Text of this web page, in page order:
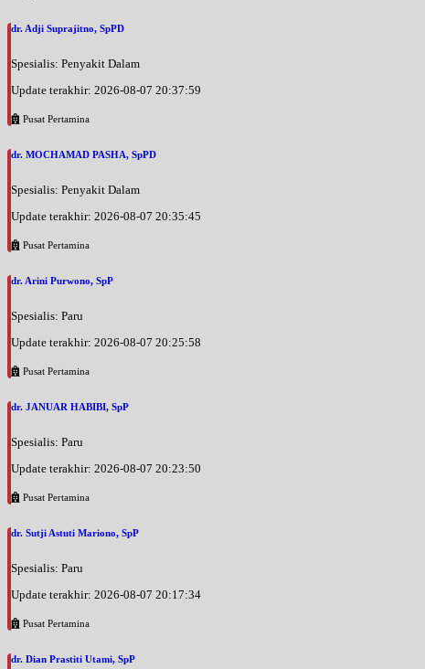
dr. Adji Suprajitno, SpPD
Spesialis: Penyakit Dalam
Update terakhir: 2026-08-07 20:37:59
Pusat Pertamina
dr. MOCHAMAD PASHA, SpPD
Spesialis: Penyakit Dalam
Update terakhir: 2026-08-07 20:35:45
Pusat Pertamina
dr. Arini Purwono, SpP
Spesialis: Paru
Update terakhir: 2026-08-07 20:25:58
Pusat Pertamina
dr. JANUAR HABIBI, SpP
Spesialis: Paru
Update terakhir: 2026-08-07 20:23:50
Pusat Pertamina
dr. Sutji Astuti Mariono, SpP
Spesialis: Paru
Update terakhir: 2026-08-07 20:17:34
Pusat Pertamina
dr. Dian Prastiti Utami, SpP